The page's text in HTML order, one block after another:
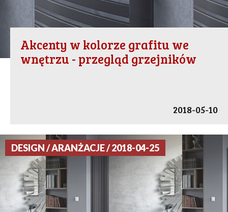
Akcenty w kolorze grafitu we
wnętrzu - przegląd grzejników
2018-05-10
DESIGN / ARANŻACJE / 2018-04-25